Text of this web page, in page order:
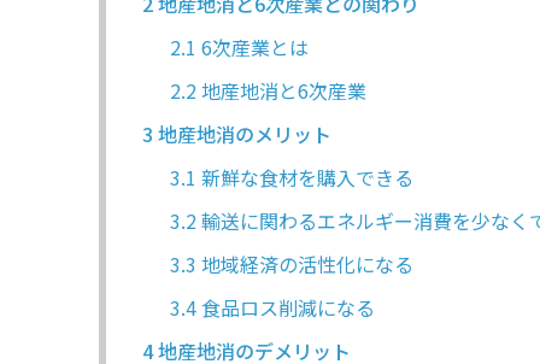
2.1 6次産業とは
2.2地産地消と6次産業
3 地産地消のメリット
3.1 新鮮な食材を購入できる
3.2輸送に関わるエネルギー消費を少なく
3.3 地域経済の活性化になる
3.4食品ロス削減になる
4地産地消のデメリット